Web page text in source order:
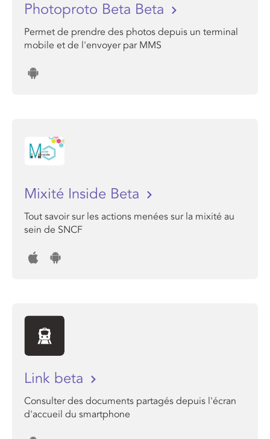
Photoproto Beta Beta
Permet de prendre des photos depuis un terminal
mobile et de l'envoyer par MMS
Mixité Inside Beta
Tout savoir sur les actions menées sur la mixité au
sein de SNCF
Link beta
Consulter des documents partagés depuis l'écran
d'accueil du smartphone